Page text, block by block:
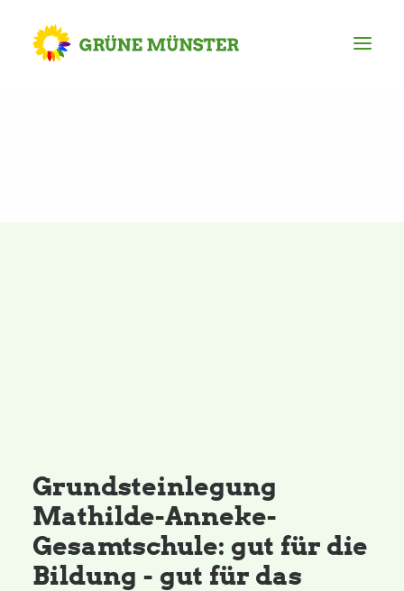
Grünes Zentrum
Personen
Grundsteinlegung
Mathilde-Anneke-
Gesamtschule: gut für die
Bildung - gut für das